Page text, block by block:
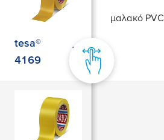
tesa®
4169
μαλακό PVC